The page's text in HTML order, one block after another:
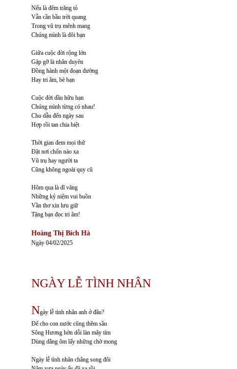
Nếu là đêm trăng tỏ
Vẫn cần bầu trời quang
Trong vũ trụ mênh mang
Chúng mình là đôi bạn
Giữa cuộc đời rộng lớn
Gặp gỡ là nhân duyên
Đồng hành một đoạn đường
Hay tri âm, bè bạn
Cuộc đời dầu hữu hạn
Chúng mình từng có nhau!
Cho dẫu đến ngày sau
Hợp rồi tan chia biệt
Thời gian đem mọi thứ
Đặt nơi chốn nào xa
Vũ trụ hay người ta
Cũng không ngoài quy cũ
Hôm qua là dĩ vãng
Những kỷ niệm vui buồn
Vần thơ xin lưu giữ
Tặng bạn đọc tri âm!
Hoàng Thị Bích Hà
Ngày 04/02/2025
NGÀY LỄ TÌNH NHÂN
Ngày lễ tình nhân anh ở đâu?
Để cho con nước cũng thêm sầu
Sông Hương hờn dỗi làn mây tím
Dùng dằng ôm lấy những chờ mong
Ngày lễ tình nhân chẳng song đôi